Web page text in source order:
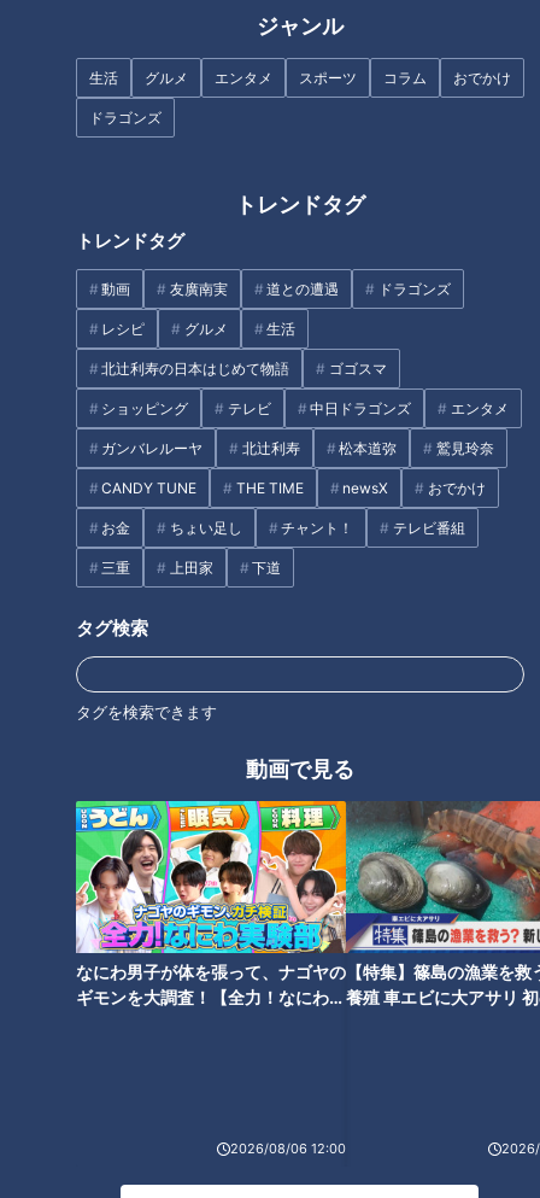
ジャンル
生活 グルメ エンタメ スポーツ コラム おでかけ
ドラゴンズ
トレンドタグ
トレンドタグ
動画 友廣南実 道との遭遇 ドラゴンズ
レシピ グルメ 生活
北辻利寿の日本はじめて物語 ゴゴスマ
ショッピング テレビ 中日ドラゴンズ エンタメ
ガンバレルーヤ 北辻利寿 松本道弥 鷲見玲奈
CANDY TUNE THE TIME newsX おでかけ
お金 ちょい足し チャント！ テレビ番組
三重 上田家 下道
タグ検索
タグを検索できます
動画で見る
なにわ男子が体を張って、ナゴヤの
ギモンを大調査！【全力！なにわ実
2026/08/06 12:00
【特集】篠島の漁業を救
養殖 車エビに大アサリ
材！ファンが選ぶ“推しシェ
ガンバレルーヤが愛知・知多半
島で海上アスレチックに大興
奮！おしゃれカフェ＆グランピ
ング場でBBQも堪能！
店で絶品うなぎグルメを堪能!
グルメ チャント！
オススメ関連コンテンツ
予約8か月待ち！？幻のクリー
ムコロッケ店「クリコロ」をTV
1日分の野菜が摂れる「特製ブリ
鍋料理が続々登場
「ラーメンを食べている時の鼻
水」を抑える方法がある！？出
る人と出ない人の差が明らか
“プロ直伝”おいしい冬野菜の見
分け方！ポイントは「根」と
「大きさ」と「断面」にあり！
サトイモのレシピは煮物だけじ
ゃない！産地で愛される絶品レ